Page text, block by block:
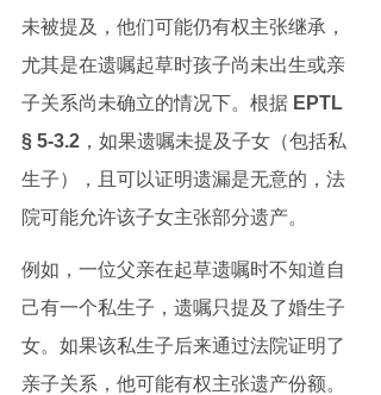
未被提及，他们可能仍有权主张继承，
尤其是在遗嘱起草时孩子尚未出生或亲
子关系尚未确立的情况下。根据 EPTL
§ 5-3.2 ，如果遗嘱未提及子女（包括私
生子），且可以证明遗漏是无意的，法
院可能允许该子女主张部分遗产。
例如，一位父亲在起草遗嘱时不知道自
己有一个私生子，遗嘱只提及了婚生子
女。如果该私生子后来通过法院证明了
亲子关系，他可能有权主张遗产份额。